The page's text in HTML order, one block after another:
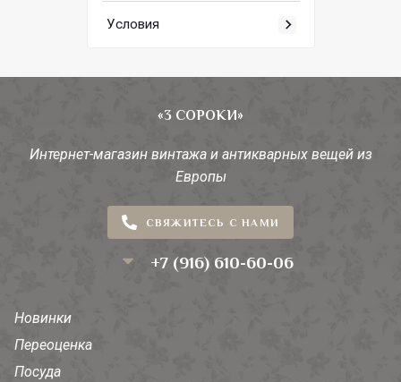
Условия
«3 СОРОКИ»
Интернет-магазин винтажа и антикварных вещей из
Европы
СВЯЖИТЕСЬ С НАМИ
+7 (916) 610-60-06
Новинки
Переоценка
Посуда